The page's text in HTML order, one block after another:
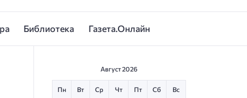
Библиотека Газета.Онлайн
Август 2026
Пн Вт Ср Чт Пт Сб Вс